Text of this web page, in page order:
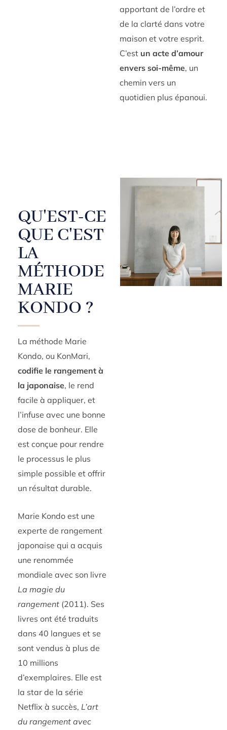
apportant de l’ordre et
de la clarté dans votre
maison et votre esprit.
C’est un acte d’amour
envers soi-même, un
chemin vers un
quotidien plus épanoui.
QU'EST-CE
QUE C'EST
LA
MÉTHODE
MARIE
KONDO ?
La méthode Marie
Kondo, ou KonMari,
codifie le rangement à
la japonaise, le rend
facile à appliquer, et
l’infuse avec une bonne
dose de bonheur. Elle
est conçue pour rendre
le processus le plus
simple possible et offrir
un résultat durable.
Marie Kondo est une
experte de rangement
japonaise qui a acquis
une renommée
mondiale avec son livre
La magie du
rangement (2011). Ses
livres ont été traduits
dans 40 langues et se
sont vendus à plus de
10 millions
d’exemplaires. Elle est
la star de la série
Netflix à succès, L’art
du rangement avec